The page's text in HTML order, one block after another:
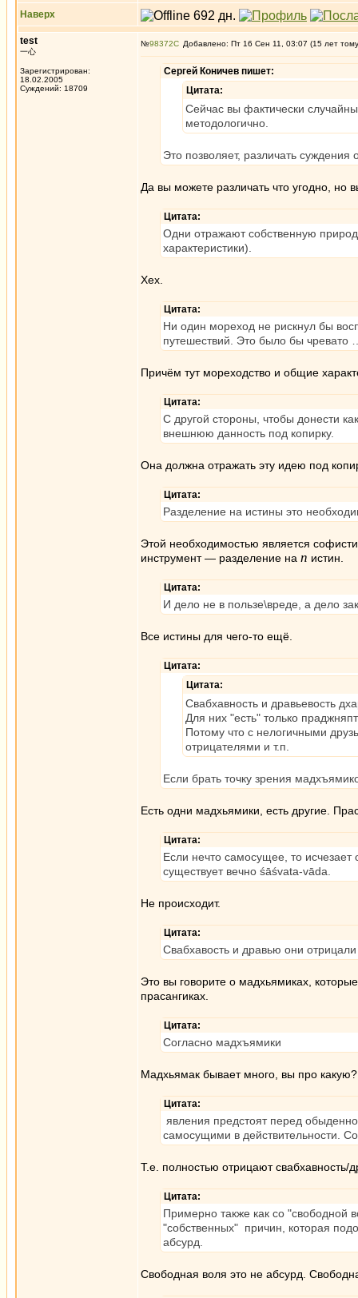
Наверх
test
一心
Зарегистрирован:
18.02.2005
Суждений: 18709
№98372 Добавлено: Пт 16 Сен 11, 03:07 (15 лет
Сергей Коничев пишет:
Цитата:
Сейчас вы фактически
методологично.
Это позволяет, различать
Да вы можете различать что угодно, но
Цитата:
Одни отражают собственную
характеристики).
Хех.
Цитата:
Ни один мореход не рискнул бы
путешествий. Это было бы чревато
Причём тут мореходство и общие
Цитата:
С другой стороны, чтобы донести
внешнюю данность под копирку.
Она должна отражать эту идею под
Цитата:
Разделение на истины это
Этой необходимостью является
инструмент — разделение на n истин.
Цитата:
И дело не в пользе\вреде, а дело
Все истины для чего-то ещё.
Цитата:
Цитата:
Свабхавность и дравьевость
Для них "есть" только
Потому что с нелогичными
отрицателями и т.п.
Если брать точку зрения
Есть одни мадхьямики, есть другие.
Цитата:
Если нечто самосущее, то
существует вечно śāśvata-vāda.
Не происходит.
Цитата:
Свабхавость и дравью они
Это вы говорите о мадхьямиках,
прасангиках.
Цитата:
Согласно мадхъямики
Мадхьямак бывает много, вы про какую?
Цитата:
явления предстоят перед
самосущими в действительности.
Т.е. полностью отрицают свабхавность/
Цитата:
Примерно также как со "свободной
"собственных" причин, которая
абсурд.
Свободная воля это не абсурд.